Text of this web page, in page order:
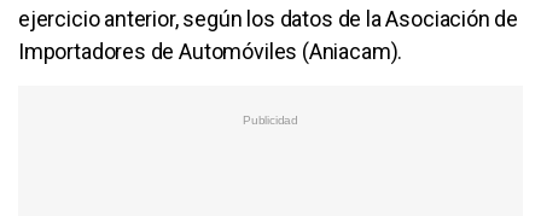
ejercicio anterior, según los datos de la Asociación de
Importadores de Automóviles (Aniacam).